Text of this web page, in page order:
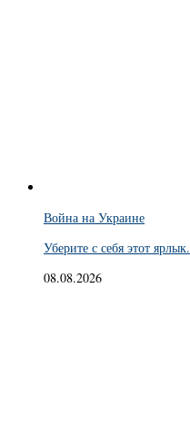
Война на Украине
Уберите с себя этот ярлык.
08.08.2026